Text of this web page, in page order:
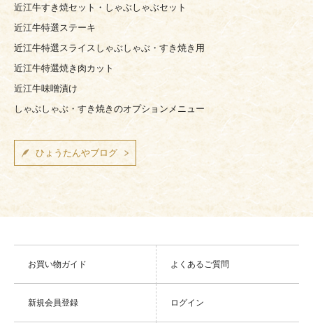
近江牛すき焼セット・しゃぶしゃぶセット
近江牛特選ステーキ
近江牛特選スライスしゃぶしゃぶ・すき焼き用
近江牛特選焼き肉カット
近江牛味噌漬け
しゃぶしゃぶ・すき焼きのオプションメニュー
ひょうたんやブログ
お買い物ガイド よくあるご質問
新規会員登録 ログイン